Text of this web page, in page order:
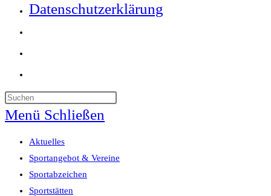
Datenschutzerklärung
Suche
umschalten
Menü Schließen
Aktuelles
Sportangebot & Vereine
Sportabzeichen
Sportstätten